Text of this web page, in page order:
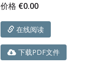
价格 €0.00
在线阅读
下载PDF文件